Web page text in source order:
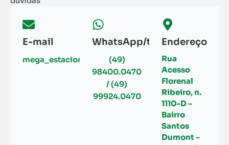
E-mail
mega_estacionamento@hotmail.com
WhatsApp/telefone
(49)
98400.0470
/ (49)
99924.0470
Endereço
Rua
Acesso
Florenal
Ribeiro, n.
1110-D –
Bairro
Santos
Dumont –